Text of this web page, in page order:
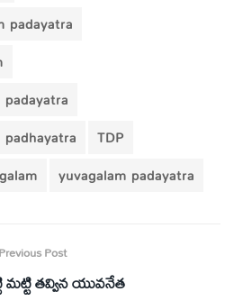
padayatra
TDP
yuvagalam padayatra
Previous Post
మట్టి తవ్విన యువనేత